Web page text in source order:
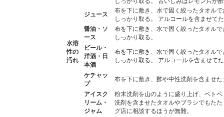
水溶
性の
汚れ
ジュース
布を下に敷き、水で固く絞ったタオル
しっかり取る。 アルコールを含ませて
醤油・ソ
ース
布を下に敷き、水で固く絞ったタオル
しっかり取る。
ビール・
洋酒・日
本酒
布を下に敷き、水で固く絞ったタオル
しっかり取る。 アルコールを含ませて
ケチャッ
プ
布を下に敷き、酢や中性洗剤を含ませ
アイスク
リーム・
ジャム
粉末洗剤を山のように盛り上げ、ベト
洗剤を含ませたタオルやブラシでもた
グ店に相談するほうが無難。